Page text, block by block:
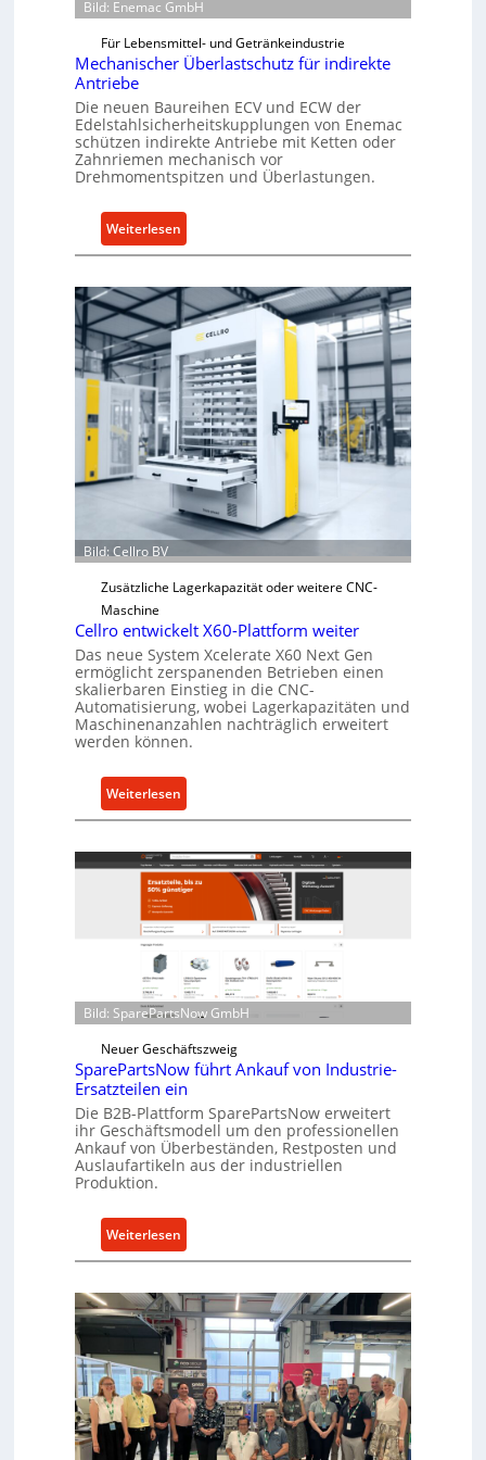
Bild: Enemac GmbH
Für Lebensmittel- und Getränkeindustrie
Mechanischer Überlastschutz für indirekte
Antriebe
Die neuen Baureihen ECV und ECW der
Edelstahlsicherheitskupplungen von Enemac
schützen indirekte Antriebe mit Ketten oder
Zahnriemen mechanisch vor
Drehmomentspitzen und Überlastungen.
Weiterlesen
M
c
h
n
c
h
e
r
Ü
b
r
a
s
t
s
c
h
u
z
ü
r
i
r
e
k
t
e
A
n
t
b
Bild: Cellro BV
Zusätzliche Lagerkapazität oder weitere CNC-
Maschine
Cellro entwickelt X60-Plattform weiter
Das neue System Xcelerate X60 Next Gen
ermöglicht zerspanenden Betrieben einen
skalierbaren Einstieg in die CNC-
Automatisierung, wobei Lagerkapazitäten und
Maschinenanzahlen nachträglich erweitert
werden können.
Weiterlesen
C
l
l
n
t
w
i
c
k
e
l
t
0
-
l
a
t
t
f
o
r
m
Bild: SparePartsNow GmbH
Neuer Geschäftszweig
SparePartsNow führt Ankauf von Industrie-
Ersatzteilen ein
Die B2B-Plattform SparePartsNow erweitert
ihr Geschäftsmodell um den professionellen
Ankauf von Überbeständen, Restposten und
Auslaufartikeln aus der industriellen
Produktion.
Weiterlesen
S
a
r
e
P
a
r